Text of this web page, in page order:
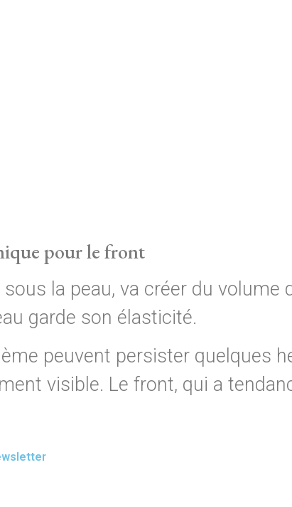
pour le front
sous la peau, va créer du
garde son élasticité.
peuvent persister quelques
visible. Le front, qui a